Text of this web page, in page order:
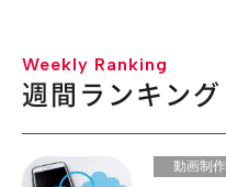
Weekly Ranking
週間ランキング
動画制作